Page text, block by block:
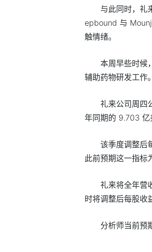
与此同时，礼
epbound 与
触情绪。
本周早些时候
辅助药物研发工作。
礼来公司周四
年同期的 9.703 亿
该季度调整后
此前预期这一指标
礼来将全年营
时将调整后每股收
分析师当前预